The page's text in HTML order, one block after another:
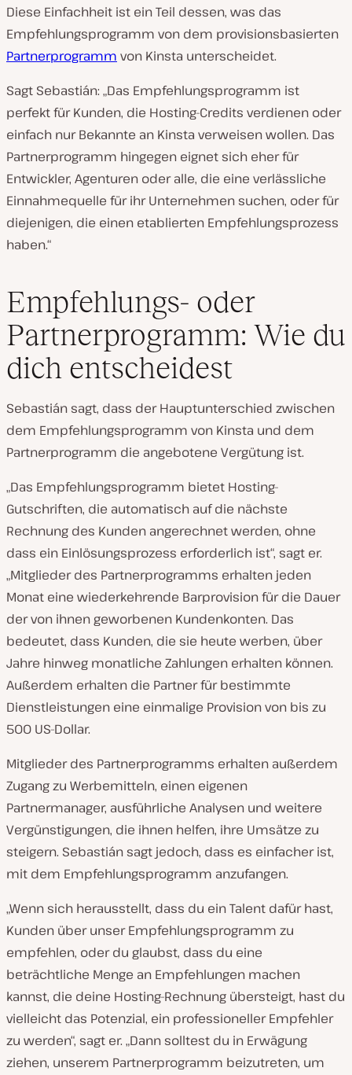
Diese Einfachheit ist ein Teil dessen, was das
Empfehlungsprogramm von dem provisionsbasierten
Partnerprogramm von Kinsta unterscheidet.
Sagt Sebastián: „Das Empfehlungsprogramm ist
perfekt für Kunden, die Hosting-Credits verdienen oder
einfach nur Bekannte an Kinsta verweisen wollen. Das
Partnerprogramm hingegen eignet sich eher für
Entwickler, Agenturen oder alle, die eine verlässliche
Einnahmequelle für ihr Unternehmen suchen, oder für
diejenigen, die einen etablierten Empfehlungsprozess
haben.“
Empfehlungs- oder
Partnerprogramm: Wie du
dich entscheidest
Sebastián sagt, dass der Hauptunterschied zwischen
dem Empfehlungsprogramm von Kinsta und dem
Partnerprogramm die angebotene Vergütung ist.
„Das Empfehlungsprogramm bietet Hosting-
Gutschriften, die automatisch auf die nächste
Rechnung des Kunden angerechnet werden, ohne
dass ein Einlösungsprozess erforderlich ist“, sagt er.
„Mitglieder des Partnerprogramms erhalten jeden
Monat eine wiederkehrende Barprovision für die Dauer
der von ihnen geworbenen Kundenkonten. Das
bedeutet, dass Kunden, die sie heute werben, über
Jahre hinweg monatliche Zahlungen erhalten können.
Außerdem erhalten die Partner für bestimmte
Dienstleistungen eine einmalige Provision von bis zu
500 US-Dollar.
Mitglieder des Partnerprogramms erhalten außerdem
Zugang zu Werbemitteln, einen eigenen
Partnermanager, ausführliche Analysen und weitere
Vergünstigungen, die ihnen helfen, ihre Umsätze zu
steigern. Sebastián sagt jedoch, dass es einfacher ist,
mit dem Empfehlungsprogramm anzufangen.
„Wenn sich herausstellt, dass du ein Talent dafür hast,
Kunden über unser Empfehlungsprogramm zu
empfehlen, oder du glaubst, dass du eine
beträchtliche Menge an Empfehlungen machen
kannst, die deine Hosting-Rechnung übersteigt, hast du
vielleicht das Potenzial, ein professioneller Empfehler
zu werden“, sagt er. „Dann solltest du in Erwägung
ziehen, unserem Partnerprogramm beizutreten, um